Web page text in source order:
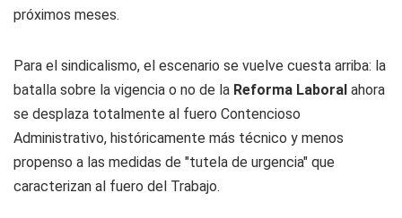
próximos meses.
Para el sindicalismo, el escenario se vuelve cuesta arriba: la
batalla sobre la vigencia o no de la Reforma Laboral ahora
se desplaza totalmente al fuero Contencioso
Administrativo, históricamente más técnico y menos
propenso a las medidas de "tutela de urgencia" que
caracterizan al fuero del Trabajo.